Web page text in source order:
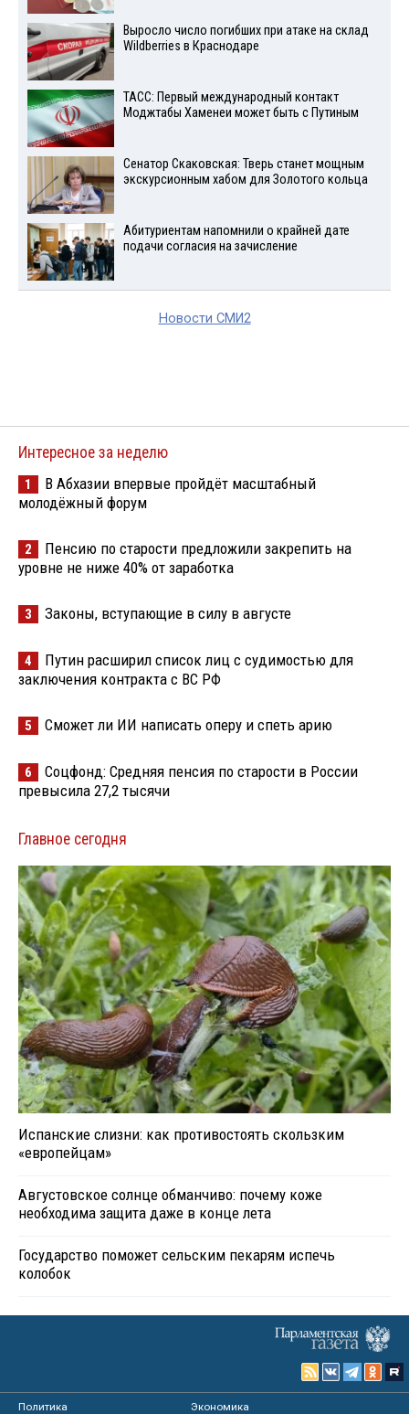
Выросло число погибших при атаке на склад
Wildberries в Краснодаре
ТАСС: Первый международный контакт
Моджтабы Хаменеи может быть с Путиным
Сенатор Скаковская: Тверь станет мощным
экскурсионным хабом для Золотого кольца
Абитуриентам напомнили о крайней дате
подачи согласия на зачисление
Новости СМИ2
Интересное за неделю
1
В Абхазии впервые пройдёт масштабный
молодёжный форум
2
Пенсию по старости предложили закрепить на
уровне не ниже 40% от заработка
3 Законы, вступающие в силу в августе
4
Путин расширил список лиц с судимостью для
заключения контракта с ВС РФ
5 Сможет ли ИИ написать оперу и спеть арию
6
Соцфонд: Средняя пенсия по старости в России
превысила 27,2 тысячи
Главное сегодня
Испанские слизни: как противостоять скользким
«европейцам»
Августовское солнце обманчиво: почему коже
необходима защита даже в конце лета
Государство поможет сельским пекарям испечь
колобок
Политика
Экономика